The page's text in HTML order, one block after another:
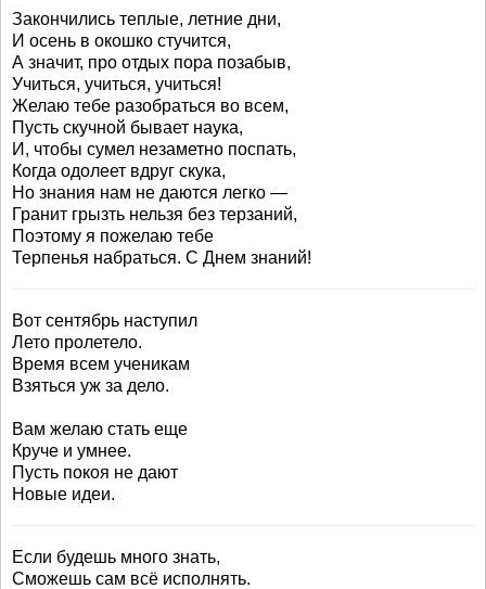
Закончились теплые, летние дни,
И осень в окошко стучится,
А значит, про отдых пора позабыв,
Учиться, учиться, учиться!
Желаю тебе разобраться во всем,
Пусть скучной бывает наука,
И, чтобы сумел незаметно поспать,
Когда одолеет вдруг скука,
Но знания нам не даются легко —
Гранит грызть нельзя без терзаний,
Поэтому я пожелаю тебе
Терпенья набраться. С Днем знаний!
Вот сентябрь наступил
Лето пролетело.
Время всем ученикам
Взяться уж за дело.
Вам желаю стать еще
Круче и умнее.
Пусть покоя не дают
Новые идеи.
Если будешь много знать,
Сможешь сам всё исполнять.